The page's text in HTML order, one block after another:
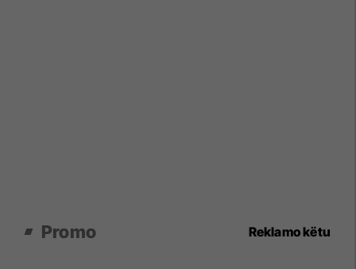
Promo Reklamo këtu